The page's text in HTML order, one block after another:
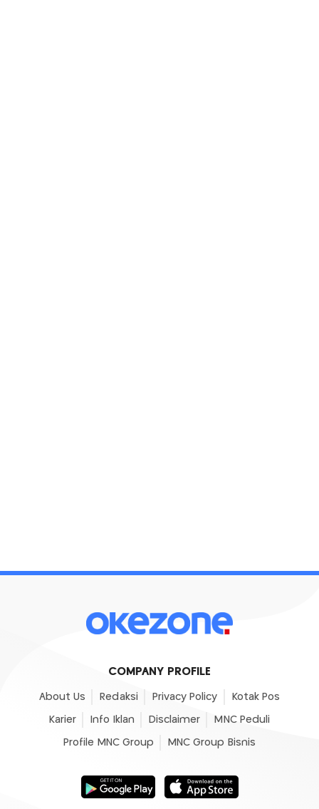
COMPANY PROFILE
About Us Redaksi Privacy Policy Kotak Pos
Karier Info Iklan Disclaimer MNC Peduli
Profile MNC Group MNC Group Bisnis